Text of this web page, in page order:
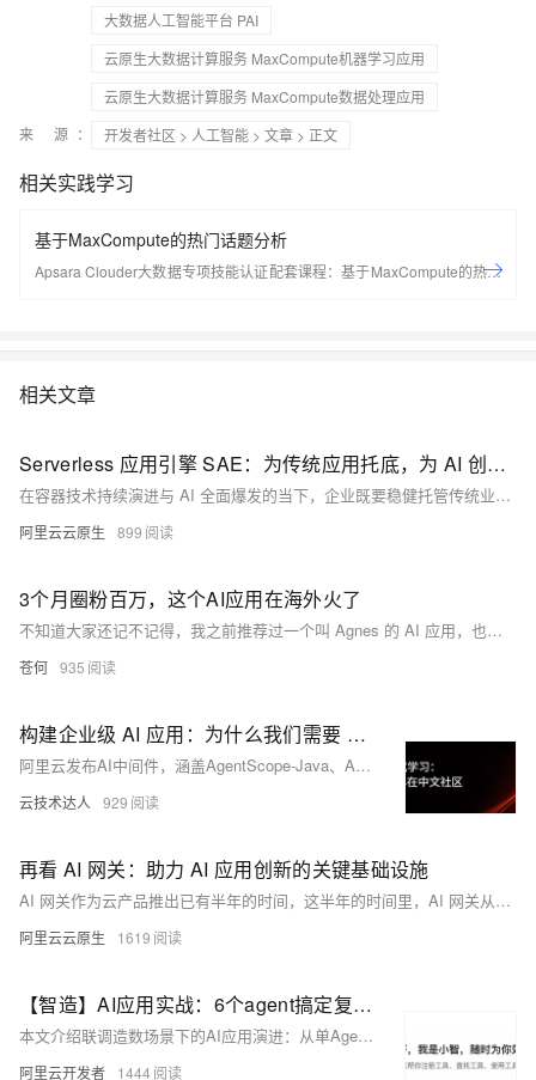
大数据人工智能平台 PAI
云原生大数据计算服务 MaxCompute机器学习应用
云原生大数据计算服务 MaxCompute数据处理应用
来 源：
开发者社区 > 人工智能 > 文章 > 正文
相关实践学习
基于MaxCompute的热门话题分析
Apsara Clouder大数据专项技能认证配套课程：基于MaxCompute的热门
相关文章
Serverless 应用引擎 SAE：为传统应用托底，为 AI 创新加速
在容器技术持续演进与 AI 全面爆发的当下，企业既要稳健托管传统业务，又要高效落地 AI 创新，如何在复杂的基础设施与频繁的版本变化中保持敏捷、稳定与低成本，成了所有技术团队的共同挑战。阿里云 Serverless 应用引擎（SAE）正是为应对这一时代挑战而生的破局者，SAE 以“免运维、强稳定、极致降本”为核心，通过一站式的应用级托管能力，同时支撑传统应用与 AI 应用，让企业把更多精力投入到业务创新。
阿里云云原生 899
3个月圈粉百万，这个AI应用在海外火了
不知道大家还记不记得，我之前推荐过一个叫 Agnes 的 AI 应用，也是当时在 WAIC 了解到的。
苍何 935
构建企业级 AI 应用：为什么我们需要 AI 中间件？
阿里云发布AI中间件，涵盖AgentScope-Java、AI MQ、Higress、Nacos及可观测体系，全面开源核心技术，助力企业构建分布式多Agent架构，推动AI原生应用规模化落地。
云技术达人 929
再看 AI 网关：助力 AI 应用创新的关键基础设施
AI 网关作为云产品推出已有半年的时间，这半年的时间里，AI 网关从内核到外在都进行了大量的进化，本文将从 AI 网关的诞生、AI 网关的产品能力、AI 网关的开放生态，以及新推出的 Serverless 版，对其进行一个全面的介绍，期望对正在进行 AI 应用落地的朋友，在 AI 基础设施选型方面提供一些参考。
阿里云云原生 1619
【智造】AI应用实战：6个agent搞定复杂指令和工具膨胀
本文介绍联调造数场景下的AI应用演进：从单Agent模式到多Agent协同的架构升级。针对复杂指令执行不准、响应慢等问题，通过意图识别、工具引擎、推理执行等多Agent分工协作，结合工程化手段提升准确性与效率，并分享了关键设计思路与实践心得。
阿里云开发者 1444